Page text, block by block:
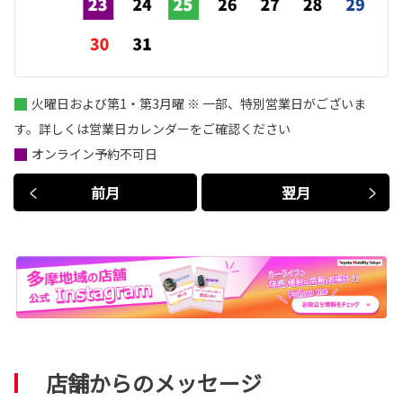
前月 翌月
火曜日および第1・第3月曜 ※ 一部、特別営業日がございま
す。詳しくは営業日カレンダーをご確認ください
オンライン予約不可日
店舗からのメッセージ